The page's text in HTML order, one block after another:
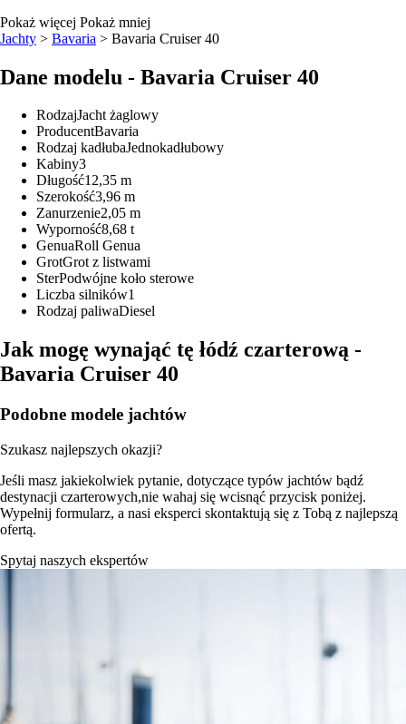
Pokaż więcej Pokaż mniej
Jachty > Bavaria > Bavaria Cruiser 40
Dane modelu - Bavaria Cruiser 40
RodzajJacht żaglowy
ProducentBavaria
Rodzaj kadłubaJednokadłubowy
Kabiny3
Długość12,35 m
Szerokość3,96 m
Zanurzenie2,05 m
Wyporność8,68 t
GenuaRoll Genua
GrotGrot z listwami
SterPodwójne koło sterowe
Liczba silników1
Rodzaj paliwaDiesel
Jak mogę wynająć tę łódź czarterową -
Bavaria Cruiser 40
Podobne modele jachtów
Szukasz najlepszych okazji?
Jeśli masz jakiekolwiek pytanie, dotyczące typów jachtów bądź
destynacji czarterowych,nie wahaj się wcisnąć przycisk poniżej.
Wypełnij formularz, a nasi eksperci skontaktują się z Tobą z najlepszą
ofertą.
Spytaj naszych ekspertów